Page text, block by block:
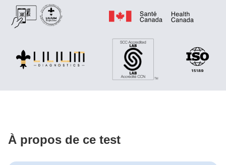
À propos de ce test